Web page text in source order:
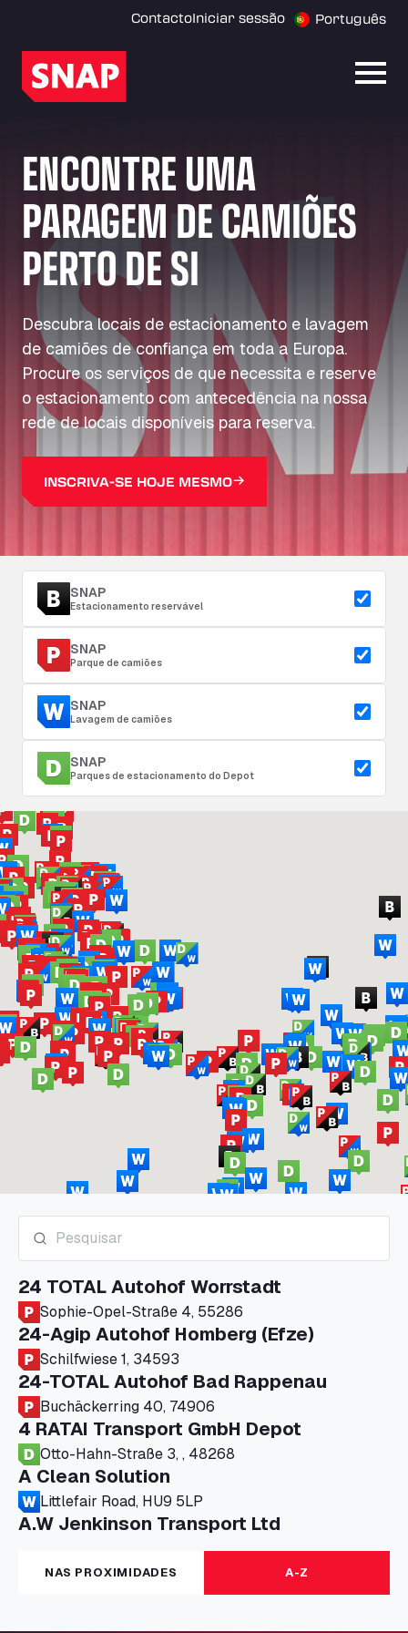
ContactoIniciar sessão Português
ENCONTRE UMA
PARAGEM DE CAMIÕES
PERTO DE SI
Descubra locais de estacionamento e lavagem
de camiões de confiança em toda a Europa.
Procure os serviços de que necessita e reserve
o estacionamento com antecedência na nossa
rede de locais disponíveis para reserva.
INSCRIVA-SE HOJE MESMO
SNAP
Estacionamento reservável
SNAP
Parque de camiões
SNAP
Lavagem de camiões
SNAP
Parques de estacionamento do Depot
24 TOTAL Autohof Worrstadt
Sophie-Opel-Straße 4, 55286
24-Agip Autohof Homberg (Efze)
Schilfwiese 1, 34593
24-TOTAL Autohof Bad Rappenau
Buchäckerring 40, 74906
4 RATAI Transport GmbH Depot
Otto-Hahn-Straße 3, , 48268
A Clean Solution
Littlefair Road, HU9 5LP
A.W Jenkinson Transport Ltd
Progress House, ME11 5GA
A+G Nettetal - Depot Parking
Am Panneschopp 7, 41334
NAS PROXIMIDADES A-Z